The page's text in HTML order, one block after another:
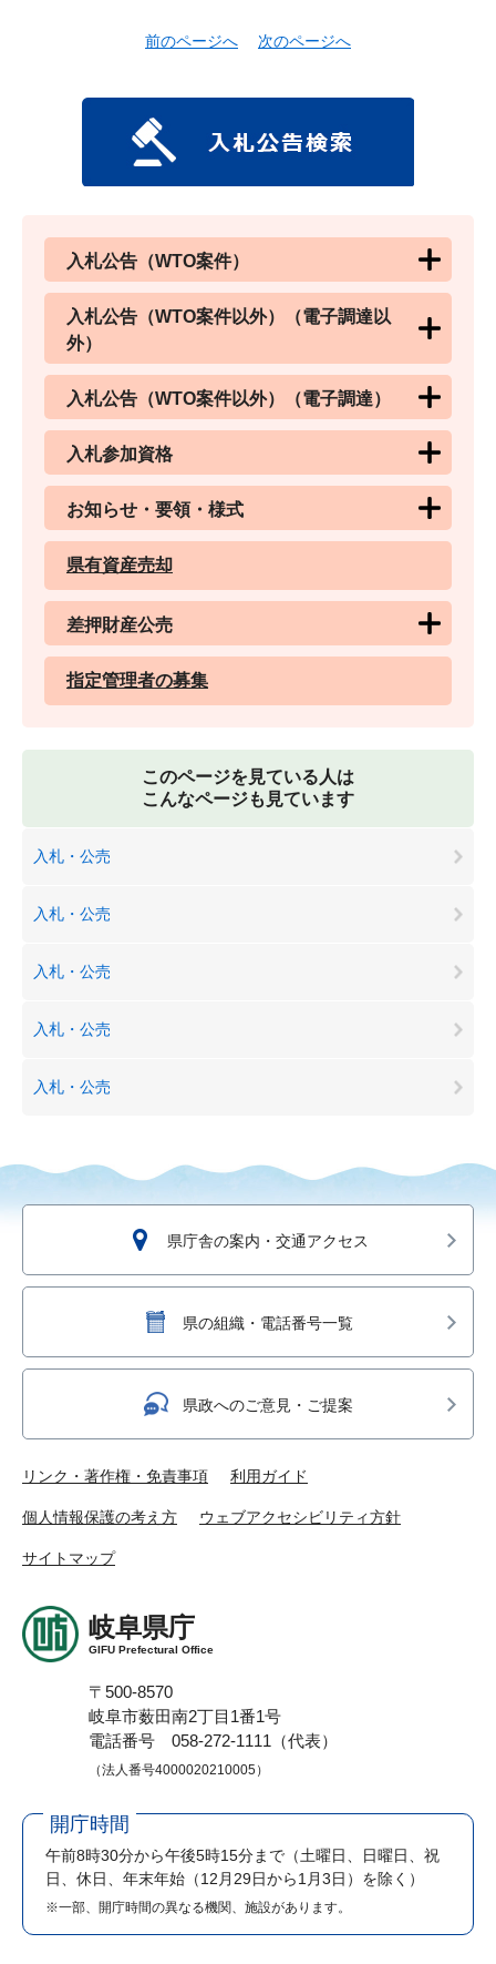
前のページへ 次のページへ
入札公告（WTO案件）
入札公告（WTO案件以外）（電子調達以
外）
入札公告（WTO案件以外）（電子調達）
入札参加資格
お知らせ・要領・様式
県有資産売却
差押財産公売
指定管理者の募集
このページを見ている人は
こんなページも見ています
入札・公売
入札・公売
入札・公売
入札・公売
入札・公売
県庁舎の案内・交通アクセス
県の組織・電話番号一覧
県政へのご意見・ご提案
リンク・著作権・免責事項 利用ガイド
個人情報保護の考え方 ウェブアクセシビリティ方針
サイトマップ
岐阜県庁
GIFU Prefectural Office
〒500-8570
岐阜市薮田南2丁目1番1号
電話番号 058-272-1111（代表）
（法人番号4000020210005）
開庁時間
午前8時30分から午後5時15分まで （土曜日、日曜日、祝
日、休日、年末年始（12月29日から1月3日）を除く）
※一部、開庁時間の異なる機関、施設があります。